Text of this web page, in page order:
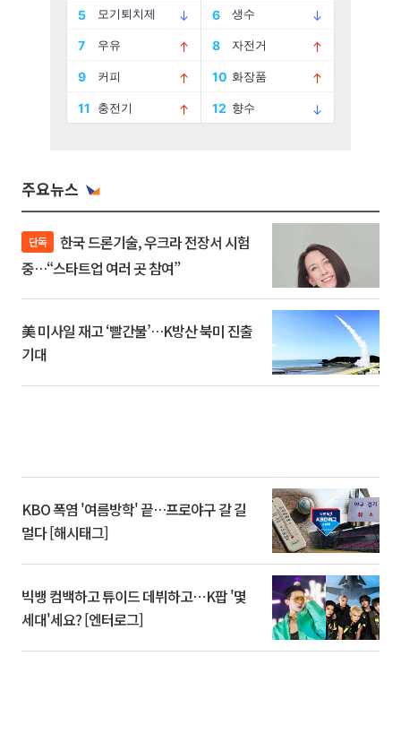
주요뉴스
단독
중…“스타트업 여러 곳 참여”
美 미사일 재고 ‘빨간불’…K방산 북미 진출
기대
KBO 폭염 '여름방학' 끝…프로야구 갈 길
멀다 [해시태그]
빅뱅 컴백하고 튜이드 데뷔하고⋯K팝 '몇
세대'세요? [엔터로그]